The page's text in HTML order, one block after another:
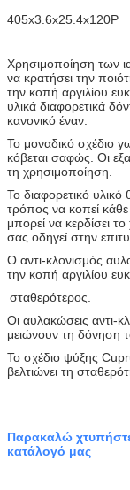
405x3.6x25.4x120P
Χρησιμοποίηση των
να κρατήσει την
την κοπή αργιλίου
υλικά διαφορετικά
κανονικό έναν.
Το μοναδικό σχέδιο
κόβεται σαφώς. Οι
τη χρησιμοποίηση.
Το διαφορετικό υλικό
τρόπος να κοπεί
μπορεί να κερδίσει
σας οδηγεί στην
Ο αντι-κλονισμός
την κοπή αργιλίου
σταθερότερος.
Οι αυλακώσεις αντι-
μειώνουν τη δόνηση
Το σχέδιο ψύξης
βελτιώνει τη
Παρακαλώ
κατάλογό μας